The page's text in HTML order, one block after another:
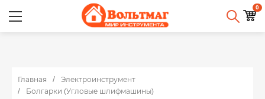
0
Главная
Электроинструмент
Болгарки (Угловые шлифмашины)